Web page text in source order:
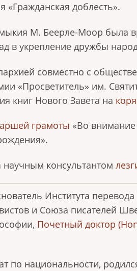
«Гражданская доблесть».
М. Беерле-Моор была
в укрепление дружбы
совместно с
«Просветитель» им.
книг Нового Завета на
грамоты «Во
консультантом
Института
и Союза писателей
Почетный доктор
по национальности,